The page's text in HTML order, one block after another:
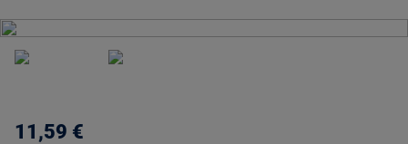
11 ,59 €